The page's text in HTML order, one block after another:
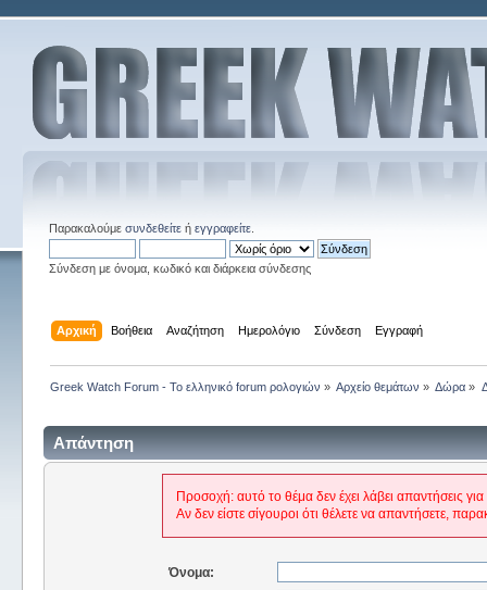
Παρακαλούμε συνδεθείτεή εγγραφείτε.
Σύνδεση με όνομα, κωδικό και διάρκεια σύνδεσης
Αρχική Βοήθεια Αναζήτηση Ημερολόγιο Σύνδεση Εγγραφή
Greek Watch Forum - Το ελληνικό forum ρολογιών » Αρχείο θεμάτων » Δώρα »
Απάντηση
Προσοχή: αυτό το θέμα δεν έχει λάβει απαντήσεις
Αν δεν είστε σίγουροι ότι θέλετε να απαντήσετε,
Όνομα: